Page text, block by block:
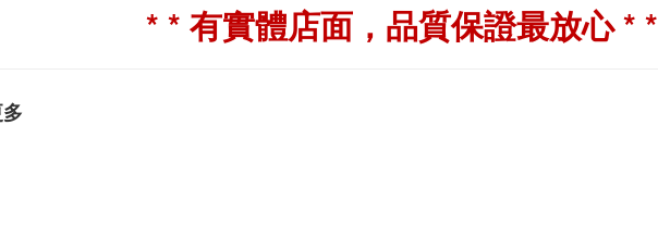
* * 有實體店面，品質保證最放心 * *